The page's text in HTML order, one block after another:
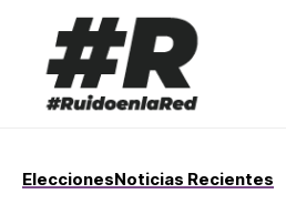
EleccionesNoticias Recientes